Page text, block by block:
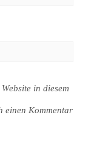
in diesem
einen Kommentar